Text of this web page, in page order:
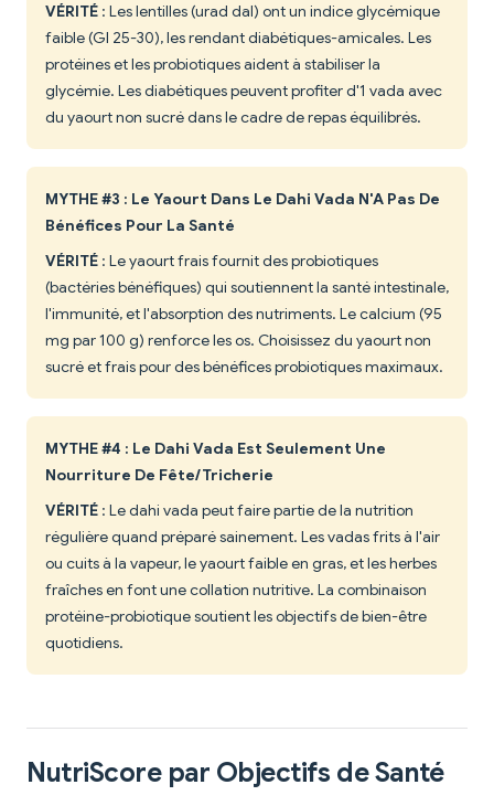
VÉRITÉ : Les lentilles (urad dal) ont un indice glycémique
faible (GI 25-30), les rendant diabétiques-amicales. Les
protéines et les probiotiques aident à stabiliser la
glycémie. Les diabétiques peuvent profiter d'1 vada avec
du yaourt non sucré dans le cadre de repas équilibrés.
MYTHE #3 : Le Yaourt Dans Le Dahi Vada N'A Pas De
Bénéfices Pour La Santé
VÉRITÉ : Le yaourt frais fournit des probiotiques
(bactéries bénéfiques) qui soutiennent la santé intestinale,
l'immunité, et l'absorption des nutriments. Le calcium (95
mg par 100 g) renforce les os. Choisissez du yaourt non
sucré et frais pour des bénéfices probiotiques maximaux.
MYTHE #4 : Le Dahi Vada Est Seulement Une
Nourriture De Fête/Tricherie
VÉRITÉ : Le dahi vada peut faire partie de la nutrition
régulière quand préparé sainement. Les vadas frits à l'air
ou cuits à la vapeur, le yaourt faible en gras, et les herbes
fraîches en font une collation nutritive. La combinaison
protéine-probiotique soutient les objectifs de bien-être
quotidiens.
NutriScore par Objectifs de Santé